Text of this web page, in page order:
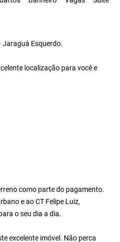
Jaraguá Esquerdo.
localização para você e
como parte do pagamento.
e ao CT Felipe Luiz,
o seu dia a dia.
excelente imóvel. Não perca